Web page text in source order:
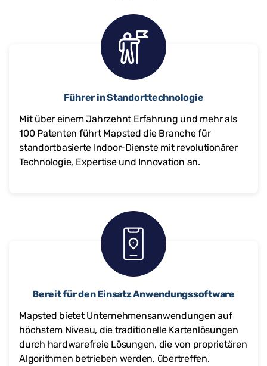
Führer in Standorttechnologie
Mit über einem Jahrzehnt Erfahrung und mehr als
100 Patenten führt Mapsted die Branche für
standortbasierte Indoor-Dienste mit revolutionärer
Technologie, Expertise und Innovation an.
Bereit für den Einsatz Anwendungssoftware
Mapsted bietet Unternehmensanwendungen auf
höchstem Niveau, die traditionelle Kartenlösungen
durch hardwarefreie Lösungen, die von proprietären
Algorithmen betrieben werden, übertreffen.